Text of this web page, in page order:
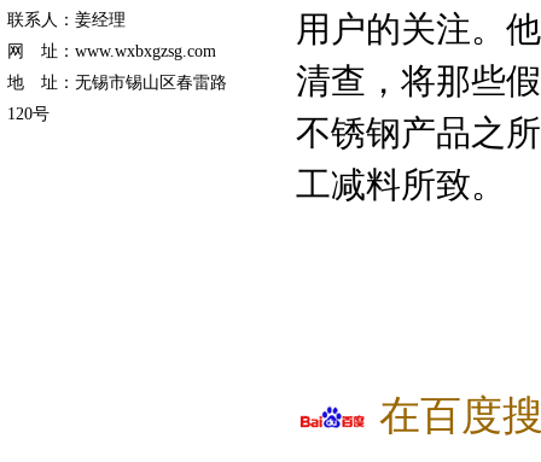
联系人：姜经理
网 址：www.wxbxgzsg.com
地 址：无锡市锡山区春雷路
120号
用户的关注。
清查，将那些
不锈钢产品之
工减料所致。
在百度